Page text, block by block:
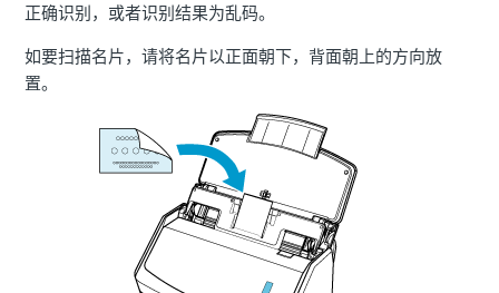
正确识别，或者识别结果为乱码。
如要扫描名片，请将名片以正面朝下，背面朝上的方向放
置。